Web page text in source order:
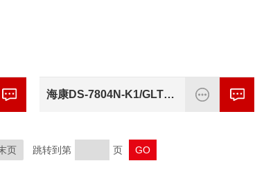
海康DS-7804N-K1/GLT通用4G 1盘位录像机
页 跳转到第 页